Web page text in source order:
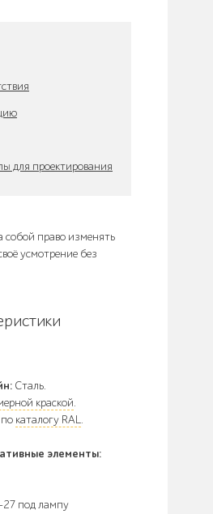
для проектирования
собой право изменять
усмотрение без
Сталь.
краской.
каталогу RAL.
элементы:
27 под лампу